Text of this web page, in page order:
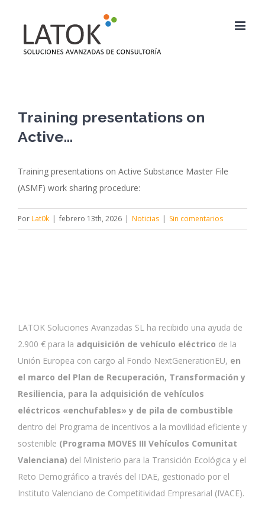
contenido
Training presentations on
Active…
Training presentations on Active Substance Master File
(ASMF) work sharing procedure:
PorLat0k | febrero 13th, 2026 | Noticias | Sin comentarios
LATOK Soluciones Avanzadas SL ha recibido una ayuda de
2.900 € para la adquisición de vehículo eléctrico de la
Unión Europea con cargo al Fondo NextGenerationEU, en
el marco del Plan de Recuperación, Transformación y
Resiliencia, para la adquisición de vehículos
eléctricos «enchufables» y de pila de combustible
dentro del Programa de incentivos a la movilidad eficiente y
sostenible (Programa MOVES III Vehículos Comunitat
Valenciana) del Ministerio para la Transición Ecológica y el
Reto Demográfico a través del IDAE, gestionado por el
Instituto Valenciano de Competitividad Empresarial (IVACE).